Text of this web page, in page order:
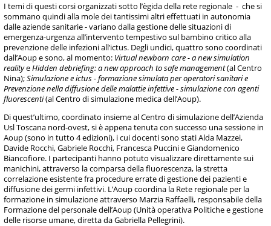
I temi di questi corsi organizzati sotto l’ègida della rete regionale - che si
sommano quindi alla mole dei tantissimi altri effettuati in autonomia
dalle aziende sanitarie - variano dalla gestione delle situazioni di
emergenza-urgenza all’intervento tempestivo sul bambino critico alla
prevenzione delle infezioni all’ictus. Degli undici, quattro sono coordinati
dall’Aoup e sono, al momento: Virtual newborn care - a new simulation
realityeHidden debriefing: a new approach to safe management(al Centro
Nina);Simulazione e ictus - formazione simulata per operatori sanitari e
Prevenzione nella diffusione delle malattie infettive- simulazione con agenti
fluorescenti(al Centro di simulazione medica dell’Aoup).
Di quest’ultimo, coordinato insieme al Centro di simulazione dell’Azienda
Usl Toscana nord-ovest, si è appena tenuta con successo una sessione in
Aoup (sono in tutto 4 edizioni), i cui docenti sono stati Alda Mazzei,
Davide Rocchi, Gabriele Rocchi, Francesca Puccini e Giandomenico
Biancofiore. I partecipanti hanno potuto visualizzare direttamente sui
manichini, attraverso la comparsa della fluorescenza, la stretta
correlazione esistente fra procedure errate di gestione dei pazienti e
diffusione dei germi infettivi. L’Aoup coordina la Rete regionale per la
formazione in simulazione attraverso Marzia Raffaelli, responsabile della
Formazione del personale dell’Aoup (Unità operativa Politiche e gestione
delle risorse umane, diretta da Gabriella Pellegrini).